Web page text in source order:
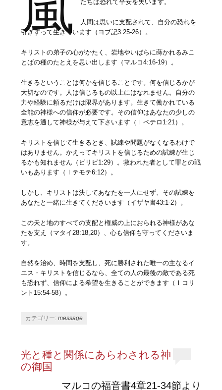
たちは恐れて平安を失います。
人間は思いに支配されて、自分の恐れを
引きずって生きています（ヨブ記3:25-26）。
キリストの弟子の心がかたく、岩地やいばらに蒔かれるみこ
とばの種のたとえを思い出します（マルコ4:16-19）。
生きるということは何かを信じることです。何を信じるかが
大切なのです。人は信じるもの以上にはなれません。自分の
力や経験に頼るだけは限界があります。生きて働かれている
全能の神様への信仰が必要です。その信仰はあなたの少しの
意志を通して神様が与えて下さいます（Ⅰペテロ1:21）。
キリストを信じて生きるとき、試練や問題がなくなるわけで
はありません。かえってキリストを信じるための試練が生じ
るかも知れません（ピリピ1:29）。救われた者として罪との戦
いもあります（Ⅰテモテ6:12）。
しかし、キリストは決してあなたを一人にせず、その試練を
あなたと一緒に生きてくださいます（イザヤ書43:1-2）。
この天と地のすべての支配と権威の上におられる神様があな
たを支え（マタイ28:18,20）、心も信仰も守ってくださいま
す。
自然を治め、時間を支配し、死に勝利された唯一の主なるイ
エス・キリストを信じるなら、全ての人の最後の敵である死
も恐れず、信仰による希望を生きることができます（Ⅰコリ
ント15:54-58）。
カテゴリー:message
光と種と関係にあらわされる神
の御国
マルコの福音書4章21-34節より